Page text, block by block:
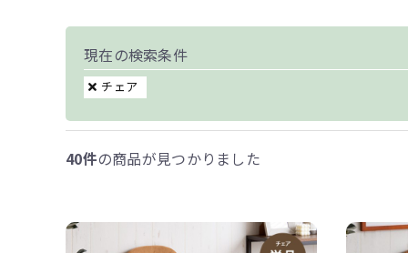
現在の検索条件
チェア
40件の商品が見つかりました